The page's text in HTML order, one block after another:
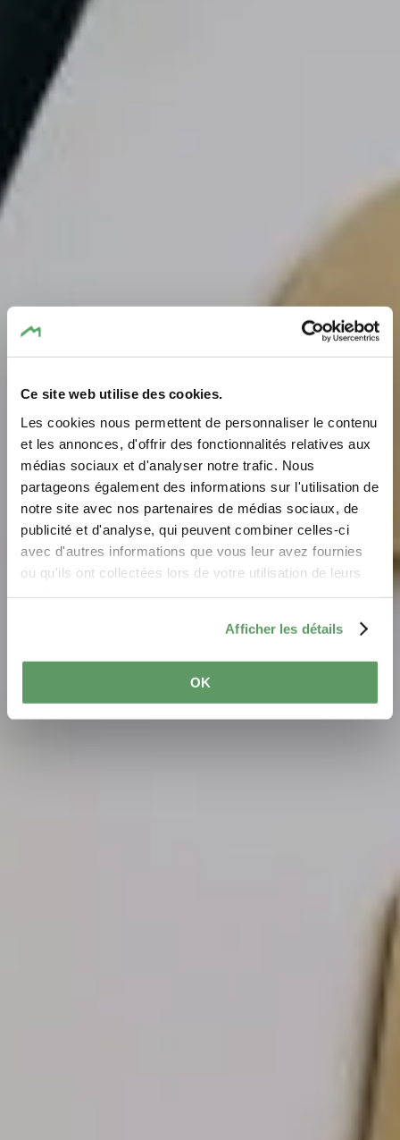
Ce site web utilise des cookies.
Les cookies nous permettent de personnaliser le contenu
et les annonces, d'offrir des fonctionnalités relatives aux
médias sociaux et d'analyser notre trafic. Nous
partageons également des informations sur l'utilisation de
notre site avec nos partenaires de médias sociaux, de
publicité et d'analyse, qui peuvent combiner celles-ci
avec d'autres informations que vous leur avez fournies
ou qu'ils ont collectées lors de votre utilisation de leurs
Afficher les détails
OK
Frequently Asked
Questions